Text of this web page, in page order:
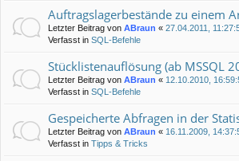
Auftragslagerbestände zu einem
Letzter Beitrag von ABraun « 27.04.2011,
Verfasst in SQL-Befehle
Stücklistenauflösung (ab MSSQL
Letzter Beitrag von ABraun « 12.10.2010,
Verfasst in SQL-Befehle
Gespeicherte Abfragen in der
Letzter Beitrag von ABraun « 16.11.2009,
Verfasst in Tipps & Tricks